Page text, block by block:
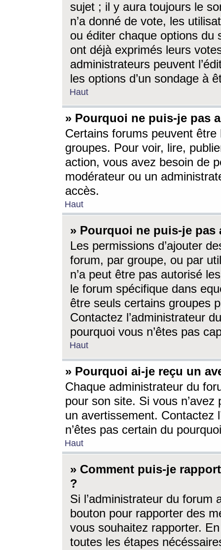
sujet ; il y aura toujours le
n’a donné de vote, les
ou éditer chaque options du
ont déjà exprimés leurs
administrateurs peuvent
les options d’un sondage à
Haut
» Pourquoi ne puis-je pas
Certains forums peuvent être
groupes. Pour voir, lire,
action, vous avez besoin de
modérateur ou un
accès.
Haut
» Pourquoi ne puis-je
Les permissions d’ajouter
forum, par groupe, ou par
n’a peut être pas autorisé
le forum spécifique dans
être seuls certains groupes
Contactez l’administrateur
pourquoi vous n’êtes pas
Haut
» Pourquoi ai-je reçu un
Chaque administrateur du
pour son site. Si vous
un avertissement. Contactez
n’êtes pas certain du
Haut
» Comment puis-je
?
Si l’administrateur du forum
bouton pour rapporter des
vous souhaitez rapporter.
toutes les étapes